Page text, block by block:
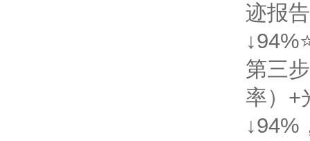
迹报告
↓94%
第三步
率）+